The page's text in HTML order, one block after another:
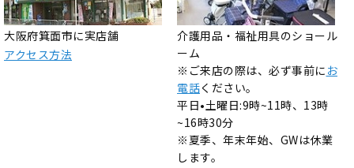
大阪府箕面市に実店舗
アクセス方法
介護用品・福祉用具のショール
ーム
※ご来店の際は、必ず事前に お
電話ください。
平日•土曜日:9時~11時、13時
~16時30分
※夏季、年末年始、GWは休業
します。